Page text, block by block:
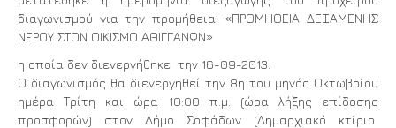
διαγωνισμού για την προμήθεια: «ΠΡΟΜΗΘΕΙΑ ΔΕΞΑΜΕΝΗΣ
ΝΕΡΟΥ ΣΤΟΝ ΟΙΚΙΣΜΟ ΑΘΙΓΓΑΝΩΝ»
η οποία δεν διενεργήθηκε την 16-09-2013.
Ο διαγωνισμός θα διενεργηθεί την 8η του μηνός Οκτωβρίου
ημέρα Τρίτη και ώρα 10:00 π.μ. (ώρα λήξης επίδοσης
προσφορών) στον Δήμο Σοφάδων (Δημαρχιακό κτίριο